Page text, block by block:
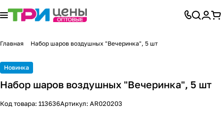
Главная Набор шаров воздушных "Вечеринка", 5 шт
Новинка
Набор шаров воздушных "Вечеринка", 5 шт
Код товара: 113636Артикул: AR020203